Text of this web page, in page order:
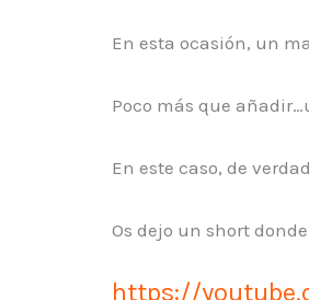
En esta ocasión, un
Poco más que
En este caso, de
Os dejo un short
https://